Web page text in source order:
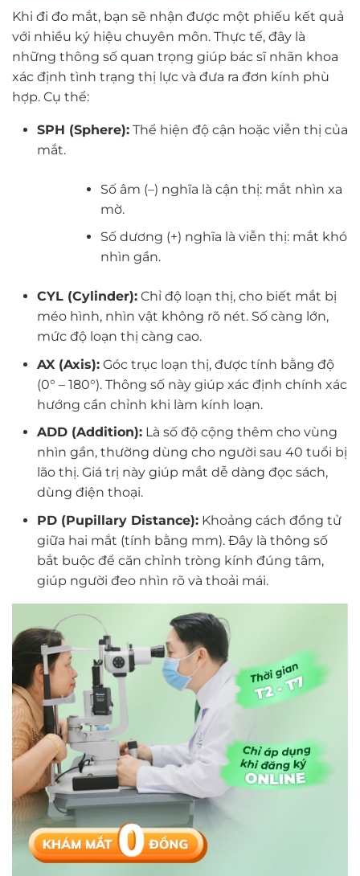
Khi đi đo mắt, bạn sẽ nhận được một phiếu kết quả
với nhiều ký hiệu chuyên môn. Thực tế, đây là
những thông số quan trọng giúp bác sĩ nhãn khoa
xác định tình trạng thị lực và đưa ra đơn kính phù
hợp. Cụ thể:
SPH (Sphere):Thể hiện độ cận hoặc viễn thị của
mắt.
Số âm (–) nghĩa là cận thị: mắt nhìn xa
mờ.
Số dương (+) nghĩa là viễn thị: mắt khó
nhìn gần.
CYL (Cylinder):Chỉ độ loạn thị, cho biết mắt bị
méo hình, nhìn vật không rõ nét. Số càng lớn,
mức độ loạn thị càng cao.
AX (Axis):Góc trục loạn thị, được tính bằng độ
(0° – 180°). Thông số này giúp xác định chính xác
hướng cần chỉnh khi làm kính loạn.
ADD (Addition):Là số độ cộng thêm cho vùng
nhìn gần, thường dùng cho người sau 40 tuổi bị
lão thị. Giá trị này giúp mắt dễ dàng đọc sách,
dùng điện thoại.
PD (Pupillary Distance):Khoảng cách đồng tử
giữa hai mắt (tính bằng mm). Đây là thông số
bắt buộc để căn chỉnh tròng kính đúng tâm,
giúp người đeo nhìn rõ và thoải mái.